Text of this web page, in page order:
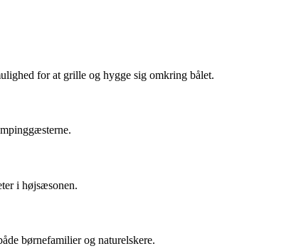
for at grille og hygge sig omkring bålet.
i højsæsonen.
børnefamilier og naturelskere.